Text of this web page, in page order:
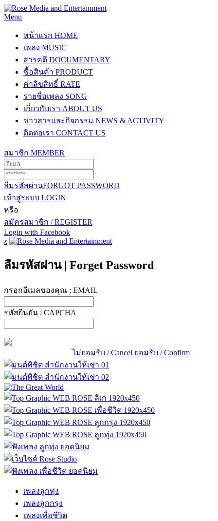
Menu
หน้าแรก HOME
เพลง MUSIC
สารคดี DOCUMENTARY
ซื้อสินค้า PRODUCT
ค่าลิขสิทธิ์ RATE
รายชื่อเพลง SONG
เกี่ยวกับเรา ABOUT US
ข่าวสารและกิจกรรม NEWS & ACTIVITY
ติดต่อเรา CONTACT US
สมาชิก MEMBER
ลืมรหัสผ่านFORGOT PASSWORD
เข้าสู่ระบบ LOGIN
หรือ
สมัครสมาชิก / REGISTER
Login with Facebook
x
ลืมรหัสผ่าน | Forget Password
กรอกอีเมลของคุณ : EMAIL
รหัสยืนยัน : CAPCHA
ไม่ยอมรับ / Cancel ยอมรับ / Confirm
เพลงลูกทุ่ง
เพลงลูกกรุง
เพลงเพื่อชีวิต